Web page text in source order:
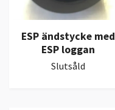
ESP ändstycke med
ESP loggan
Slutsåld